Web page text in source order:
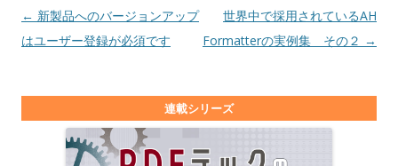
投稿ナビゲーション
← 新製品へのバージョンアップ
はユーザー登録が必須です
世界中で採用されているAH
Formatterの実例集 その２ →
連載シリーズ